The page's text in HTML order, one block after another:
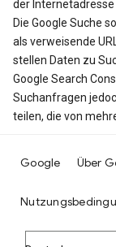
der Internetadresse
Die Google Suche
als verweisende
stellen Daten zu
Google Search
Suchanfragen
teilen, die von
Google Über